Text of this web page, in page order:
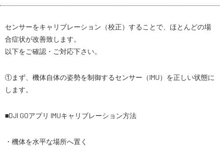
講習会･国家資格･WEBセミナー
スペシャルコンテンツ定期配信!
センサーをキャリブレーション（校正）することで、ほとんどの場
合症状が改善致します。
以下をご確認・ご対応下さい。
①まず、機体自体の姿勢を制御するセンサー（IMU）を正しい状態に
します。
■DJI GOアプリ IMUキャリブレーション方法
・機体を水平な場所へ置く